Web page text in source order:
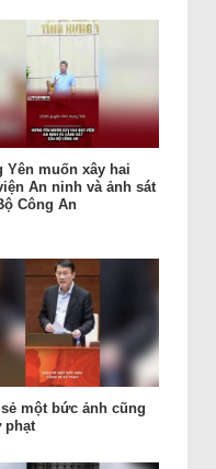
Yên muốn xây hai
An ninh và ảnh sát
Công An
một bức ảnh cũng
phạt